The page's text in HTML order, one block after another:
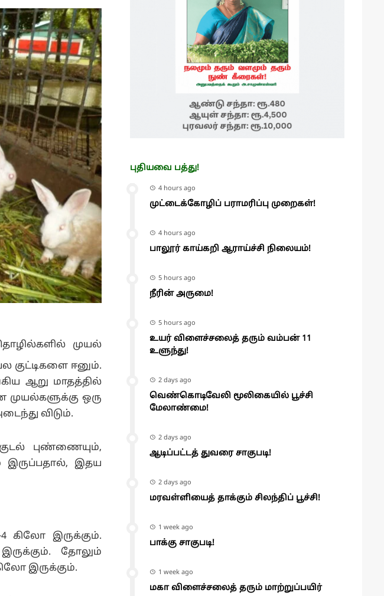
முயல்
குட்டிகளை ஈனும்.
ஆறு மாதத்தில்
ஒரு
விடும்.
புண்ணையும்,
இருப்பதால், இதய
கிலோ இருக்கும்.
தோலும்
இருக்கும்.
புதியவை பத்து!
4 hours ago
முட்டைக்கோழிப் பராமரிப்பு முறைகள்!
4 hours ago
பாலூர் காய்கறி ஆராய்ச்சி நிலையம்!
5 hours ago
நீரின் அருமை!
5 hours ago
உயர் விளைச்சலைத் தரும் வம்பன் 11
உளுந்து!
2 days ago
வெண்கொடிவேலி மூலிகையில் பூச்சி
மேலாண்மை!
2 days ago
ஆடிப்பட்டத் துவரை சாகுபடி!
2 days ago
மரவள்ளியைத் தாக்கும் சிலந்திப் பூச்சி!
1 week ago
பாக்கு சாகுபடி!
1 week ago
மகா விளைச்சலைத் தரும் மாற்றுப்பயிர்